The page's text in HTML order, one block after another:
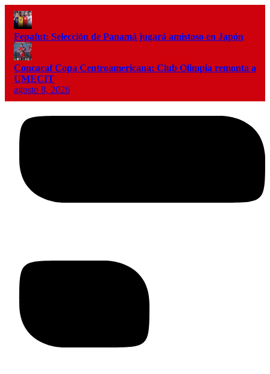
Fepafut: Selección de Panamá jugará amistoso en Japón
Concacaf Copa Centroamericana: Club Olimpia remonta a
UMECIT
agosto 8, 2026